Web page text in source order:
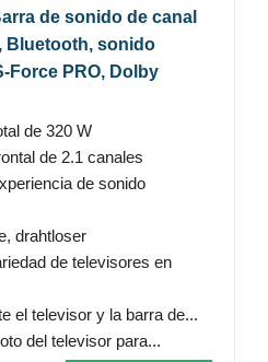
de sonido de canal
Bluetooth, sonido
Force PRO, Dolby
de 320 W
de 2.1 canales
de sonido
drahtloser
de televisores en
el televisor y la barra de...
del televisor para...